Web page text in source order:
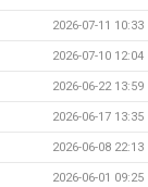
2026-07-11 10:33
2026-07-10 12:04
2026-06-22 13:59
2026-06-17 13:35
2026-06-08 22:13
2026-06-01 09:25